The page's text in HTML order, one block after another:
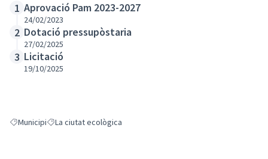
1 Aprovació Pam 2023-2027
24/02/2023
2 Dotació pressupòstaria
27/02/2025
3 Licitació
19/10/2025
Resultats en filtrar per: Municipi
MunicipiResultats en filtrar per: La ciutat ecològica
La ciutat ecològica